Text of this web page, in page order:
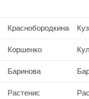
Краснобородкина
Коршенко
Баринова
Растенис